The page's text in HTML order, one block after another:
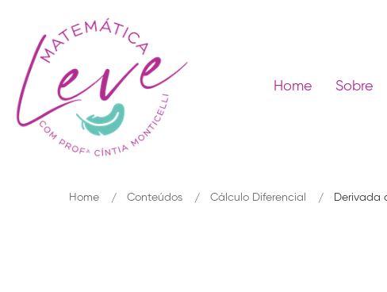
Home Sobre
Home Conteúdos Cálculo Diferencial Derivada